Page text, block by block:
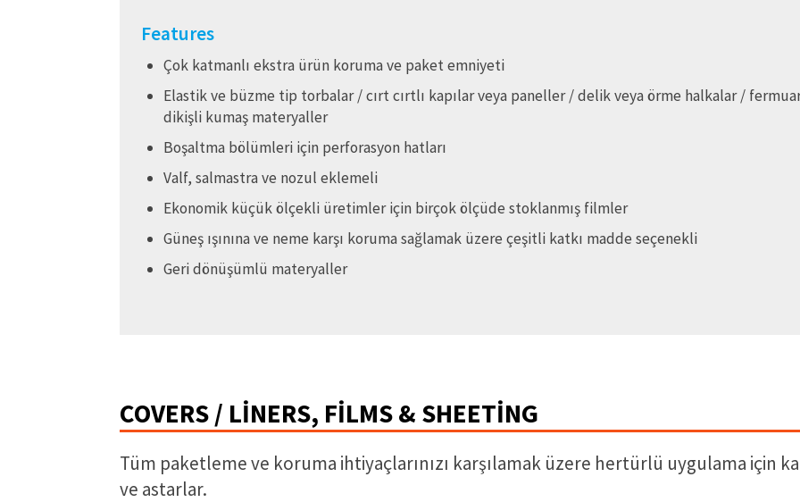
Features
Çok katmanlı ekstra ürün koruma ve paket emniyeti
Elastik ve büzme tip torbalar / cırt cırtlı kapılar veya paneller / delik veya örme halkalar /
dikişli kumaş materyaller
Boşaltma bölümleri için perforasyon hatları
Valf, salmastra ve nozul eklemeli
Ekonomik küçük ölçekli üretimler için birçok ölçüde stoklanmış filmler
Güneş ışınına ve neme karşı koruma sağlamak üzere çeşitli katkı madde seçenekli
Geri dönüşümlü materyaller
COVERS / LINERS, FILMS & SHEETING
Tüm paketleme ve koruma ihtiyaçlarınızı karşılamak üzere hertürlü uygulama için
ve astarlar.